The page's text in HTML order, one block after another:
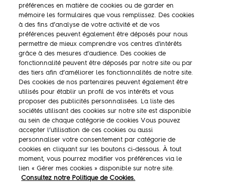
La marque
Ambassadeurs
Concours
Savoir-faire
préférences en matière de cookies ou de garder en
mémoire les formulaires que vous remplissez. Des cookies
à des fins d’analyse de votre activité et de vos
préférences peuvent également être déposés pour nous
permettre de mieux comprendre vos centres d'intérêts
grâce à des mesures d’audience. Des cookies de
fonctionnalité peuvent être déposés par notre site ou par
des tiers afin d’améliorer les fonctionnalités de notre site.
Des cookies de nos partenaires peuvent également être
utilisés pour établir un profil de vos intérêts et vous
proposer des publicités personnalisées. La liste des
sociétés utilisant des cookies sur notre site est disponible
au sein de chaque catégorie de cookies Vous pouvez
accepter l’utilisation de ces cookies ou aussi
personnaliser votre consentement par catégorie de
cookies en cliquant sur les boutons ci-dessous. À tout
moment, vous pourrez modifier vos préférences via le
lien « Gérer mes cookies » disponible sur notre site.
Consultez notre Politique de Cookies.